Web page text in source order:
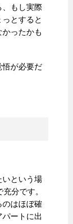
、もし実際
とすると
ったかも
悟が必要だ
いという場
充分です。
のはほぼ確
ートに出